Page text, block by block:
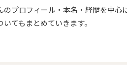
プロフィール・本名・経歴を中心に
てもまとめていきます。